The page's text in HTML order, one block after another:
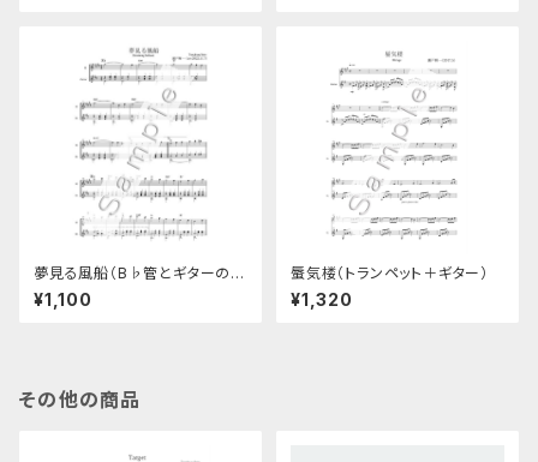
夢見る風船（B♭管とギターのデ
ュオ楽譜）
¥1,100
蜃気楼（トランペット＋ギター）
¥1,320
その他の商品